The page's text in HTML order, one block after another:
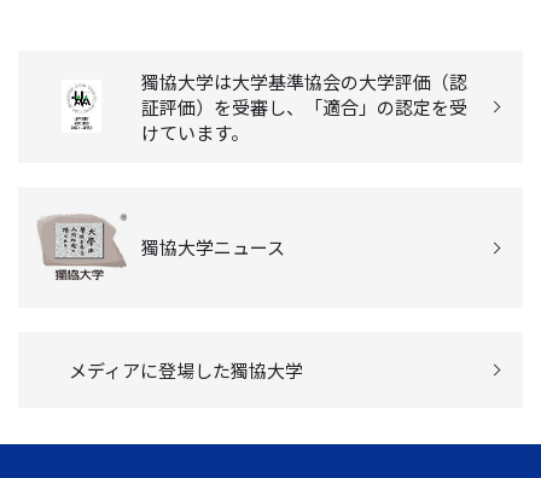
獨協大学は大学基準協会の大学評価（認
証評価）を受審し、「適合」の認定を受
けています。
獨協大学ニュース
メディアに登場した獨協大学